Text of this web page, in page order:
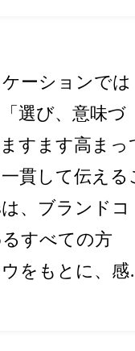
ーションでは
選び、意味づ
すます高まっ
貫して伝える
、ブランドコ
すべての方
をもとに、感